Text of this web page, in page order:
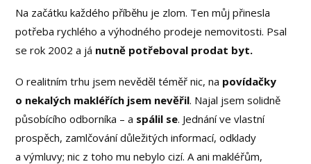
Na začátku každého příběhu je zlom. Ten můj přinesla
potřeba rychlého a výhodného prodeje nemovitosti. Psal
se rok 2002 a já nutně potřeboval prodat byt.
O realitním trhu jsem nevěděl téměř nic, na povídačky
o nekalých makléřích jsem nevěřil. Najal jsem solidně
působícího odborníka – a spálil se. Jednání ve vlastní
prospěch, zamlčování důležitých informací, odklady
a výmluvy; nic z toho mu nebylo cizí. A ani makléřům,